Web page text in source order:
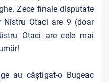
Zece finale disputate
Nistru Otaci are 9 (doar
Otaci are cele mai
au câștigat-o Bugeac